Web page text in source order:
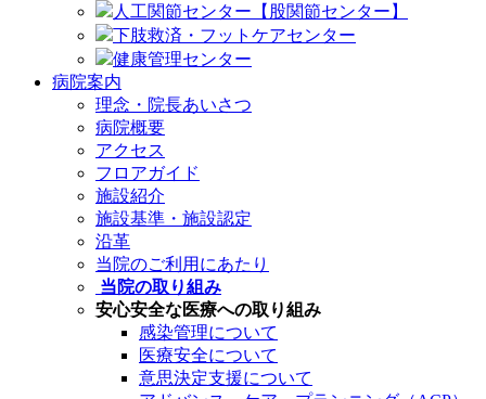
人工関節センター【股関節センター】
下肢救済・フットケアセンター
健康管理センター
病院案内
理念・院長あいさつ
病院概要
アクセス
フロアガイド
施設紹介
施設基準・施設認定
沿革
当院のご利用にあたり
当院の取り組み
安心安全な医療への取り組み
感染管理について
医療安全について
意思決定支援について